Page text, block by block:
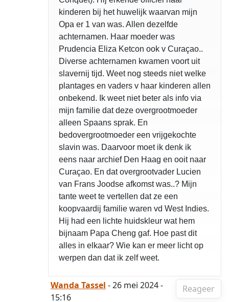
kinderen bij het huwelijk waarvan mijn
Opa er 1 van was. Allen dezelfde
achternamen. Haar moeder was
Prudencia Eliza Ketcon ook v Curaçao..
Diverse achternamen kwamen voort uit
slavernij tijd. Weet nog steeds niet welke
plantages en vaders v haar kinderen allen
onbekend. Ik weet niet beter als info via
mijn familie dat deze overgrootmoeder
alleen Spaans sprak. En
bedovergrootmoeder een vrijgekochte
slavin was. Daarvoor moet ik denk ik
eens naar archief Den Haag en ooit naar
Curaçao. En dat overgrootvader Lucien
van Frans Joodse afkomst was..? Mijn
tante weet te vertellen dat ze een
koopvaardij familie waren vd West Indies.
Hij had een lichte huidskleur wat hem
bijnaam Papa Cheng gaf. Hoe past dit
alles in elkaar? Wie kan er meer licht op
werpen dan dat ik zelf weet.
Reageer
Wanda Tassel - 26 mei 2024 -
15:16